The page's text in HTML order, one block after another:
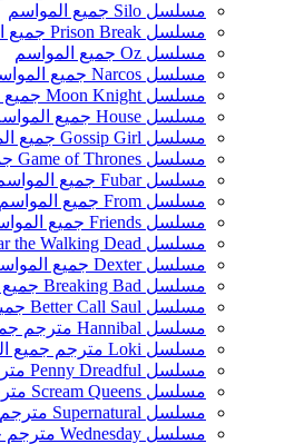
مسلسل Silo جميع المواسم
مسلسل Prison Break جميع المواسم
مسلسل Oz جميع المواسم
مسلسل Narcos جميع المواسم
مسلسل Moon Knight جميع المواسم
مسلسل House جميع المواسم
مسلسل Gossip Girl جميع المواسم
مسلسل Game of Thrones جميع المواسم
مسلسل Fubar جميع المواسم
مسلسل From جميع المواسم
مسلسل Friends جميع المواسم
مسلسل Fear the Walking Dead جميع المواسم
مسلسل Dexter جميع المواسم
مسلسل Breaking Bad جميع المواسم
مسلسل Better Call Saul جميع المواسم
مسلسل Hannibal مترجم جميع المواسم
مسلسل Loki مترجم جميع المواسم
مسلسل Penny Dreadful مترجم جميع المواسم
مسلسل Scream Queens مترجم جميع المواسم
مسلسل Supernatural مترجم جميع المواسم
مسلسل Wednesday مترجم جميع المواسم